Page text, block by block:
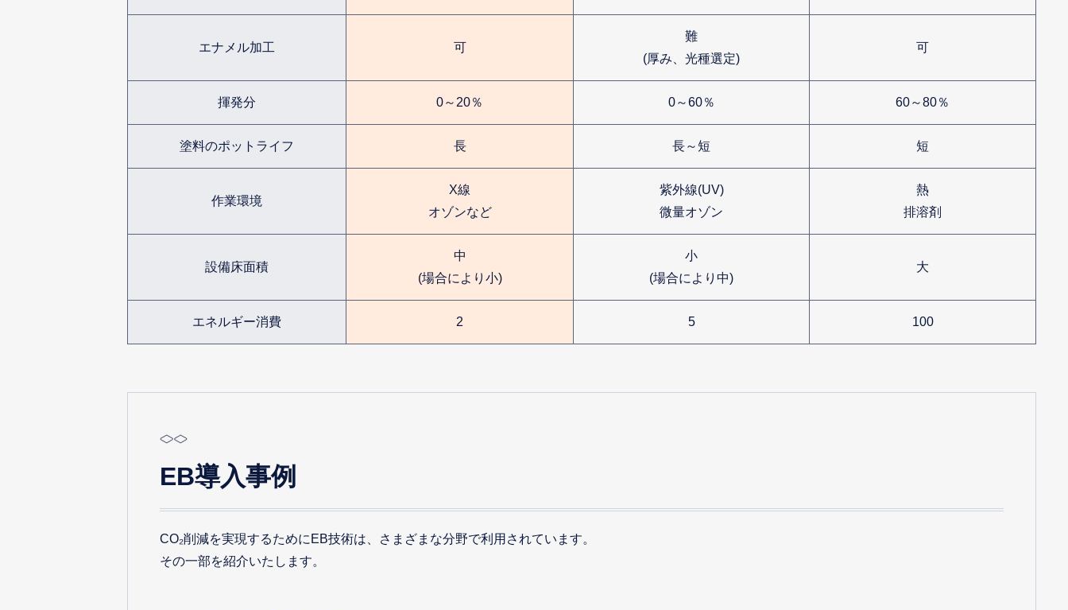
エナメル加工 可
難
(厚み、光種選定)
可
揮発分 0～20％ 0～60％ 60～80％
塗料のポットライフ 長 長～短 短
作業環境
X線
オゾンなど
紫外線(UV)
微量オゾン
熱
排溶剤
設備床面積
中
(場合により小)
小
(場合により中)
大
エネルギー消費 2 5 100
EB導入事例
CO₂削減を実現するためにEB技術は、さまざまな分野で利用されています。
その一部を紹介いたします。